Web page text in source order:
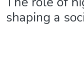
shaping a